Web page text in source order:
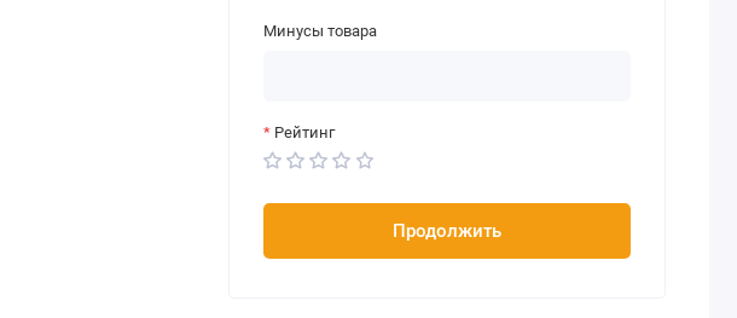
Минусы товара
Рейтинг
Продолжить